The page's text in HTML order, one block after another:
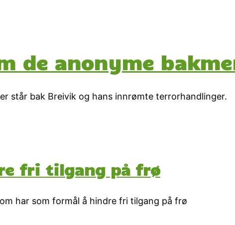
de anonyme
står bak Breivik og hans innrømte terrorhandlinger.
fri tilgang på frø
har som formål å hindre fri tilgang på frø